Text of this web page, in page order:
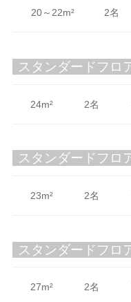
20～22m² 2名
スタンダードフロ
24m² 2名
スタンダードフロ
23m² 2名
スタンダードフロ
27m² 2名